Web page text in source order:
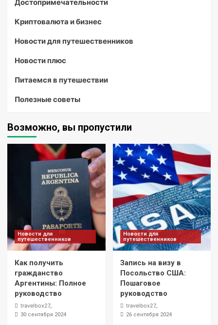
Достопримечательности
Криптовалюта и бизнес
Новости для путешественников
Новости плюс
Питаемся в путешествии
Полезные советы
Возможно, вы пропустили
Новости для
путешественников
Как получить
гражданство
Аргентины: Полное
руководство
travelbox27_
30 сентября 2024
Новости для
путешественников
Запись на визу в
Посольство США:
Пошаговое
руководство
travelbox27_
26 сентября 2024